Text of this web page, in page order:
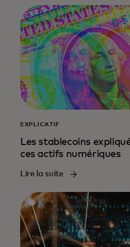
EXPLICATIF
Les stablecoins
ces actifs numériques
Lire la suite